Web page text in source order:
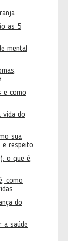
as 5
mental
e como
vida do
sua
e respeito
o que é,
como
do
a saúde